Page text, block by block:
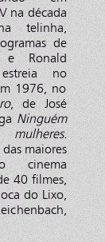
na década
telinha,
de
e Ronald
no
1976, no
, de José
Ninguém
mulheres.
maiores
cinema
40 filmes,
do Lixo,